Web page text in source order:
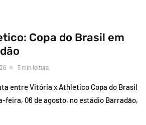
Copa do Brasil em
5 min leitura
entre Vitória x Athletico Copa do Brasil
feira, 06 de agosto, no estádio Barradão,